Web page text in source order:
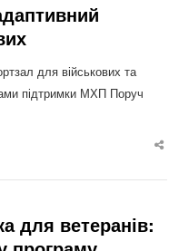
для військових та
підтримки МХП Поруч
для ветеранів: